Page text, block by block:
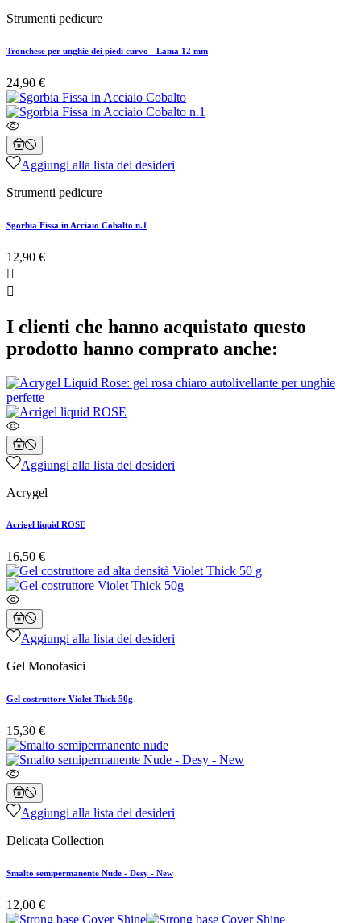
Strumenti pedicure
Tronchese per unghie dei piedi curvo - Lama 12 mm
24,90 €
Aggiungi alla lista dei desideri
Strumenti pedicure
Sgorbia Fissa in Acciaio Cobalto n.1
12,90 €


I clienti che hanno acquistato questo
prodotto hanno comprato anche:
Aggiungi alla lista dei desideri
Acrygel
Acrigel liquid ROSE
16,50 €
Aggiungi alla lista dei desideri
Gel Monofasici
Gel costruttore Violet Thick 50g
15,30 €
Aggiungi alla lista dei desideri
Delicata Collection
Smalto semipermanente Nude - Desy - New
12,00 €